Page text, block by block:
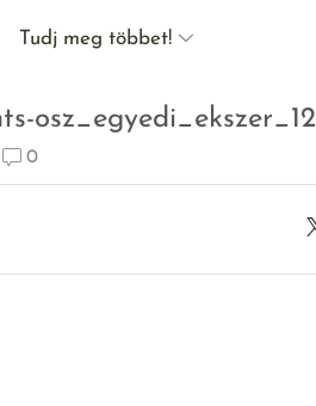
Tudj meg többet!
osz_egyedi_ekszer_12
0